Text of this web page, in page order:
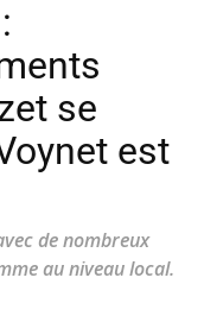
se
est
de nombreux
au niveau local.